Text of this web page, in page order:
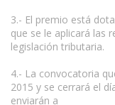
3.- El premio está
que se le aplicará las
legislación tributaria.
4.- La convocatoria
2015 y se cerrará el
enviarán a